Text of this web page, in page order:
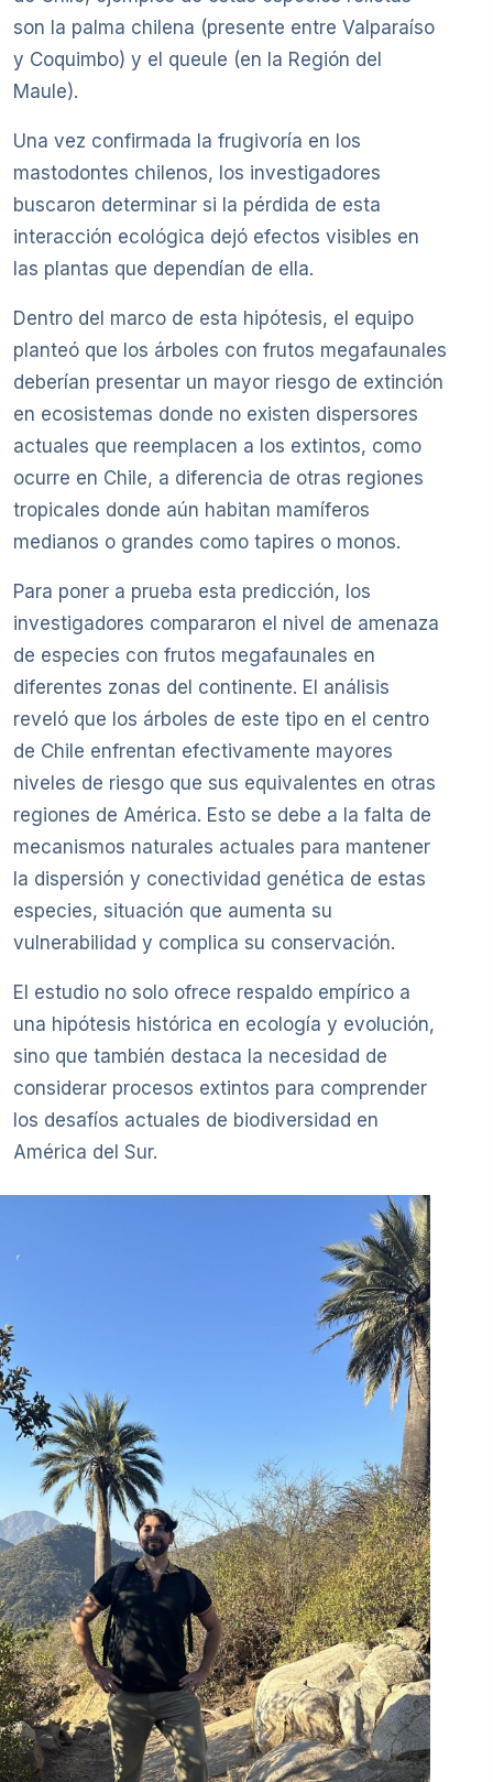
son la palma chilena (presente entre Valparaíso
y Coquimbo) y el queule (en la Región del
Maule).
Una vez confirmada la frugivoría en los
mastodontes chilenos, los investigadores
buscaron determinar si la pérdida de esta
interacción ecológica dejó efectos visibles en
las plantas que dependían de ella.
Dentro del marco de esta hipótesis, el equipo
planteó que los árboles con frutos megafaunales
deberían presentar un mayor riesgo de extinción
en ecosistemas donde no existen dispersores
actuales que reemplacen a los extintos, como
ocurre en Chile, a diferencia de otras regiones
tropicales donde aún habitan mamíferos
medianos o grandes como tapires o monos.
Para poner a prueba esta predicción, los
investigadores compararon el nivel de amenaza
de especies con frutos megafaunales en
diferentes zonas del continente. El análisis
reveló que los árboles de este tipo en el centro
de Chile enfrentan efectivamente mayores
niveles de riesgo que sus equivalentes en otras
regiones de América. Esto se debe a la falta de
mecanismos naturales actuales para mantener
la dispersión y conectividad genética de estas
especies, situación que aumenta su
vulnerabilidad y complica su conservación.
El estudio no solo ofrece respaldo empírico a
una hipótesis histórica en ecología y evolución,
sino que también destaca la necesidad de
considerar procesos extintos para comprender
los desafíos actuales de biodiversidad en
América del Sur.